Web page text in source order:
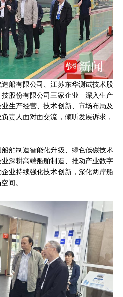
船有限公司、江苏东华测试技术股
股份有限公司三家企业，深入生产
生产经营、技术创新、市场布局及
责人面对面交流，倾听发展诉求，
舶制造智能化升级、绿色低碳技术
深耕高端船舶制造、推动产业数字
业持续强化技术创新，深化两岸船
间。